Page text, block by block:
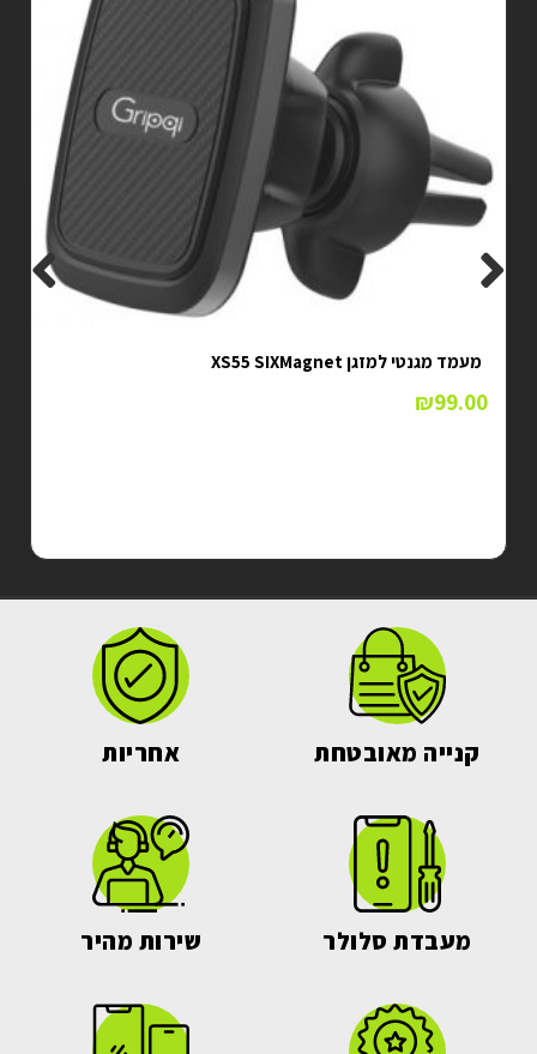
מעמד מגנטי למזגן XS55 SIXMagnet
₪99.00
קנייה מאובטחת אחריות
מעבדת סלולר שירות מהיר